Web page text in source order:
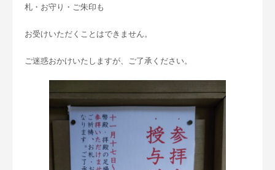
札・お守り・ご朱印も
お受けいただくことはできません。
ご迷惑おかけいたしますが、ご了承ください。